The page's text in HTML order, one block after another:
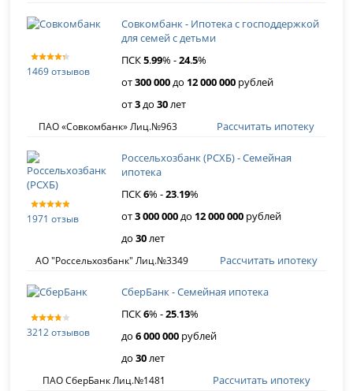
1469 отзывов
Совкомбанк - Ипотека с господдержкой
для семей с детьми
ПСК5.99% -24.5%
от300 000до 12 000 000 рублей
от3до30лет
ПАО «Совкомбанк» Лиц.№963 Рассчитать ипотеку
1971 отзыв
Россельхозбанк (РСХБ) - Семейная
ипотека
ПСК6% -23.19%
от3 000 000до 12 000 000 рублей
до30лет
АО "Россельхозбанк" Лиц.№3349 Рассчитать ипотеку
3212 отзывов
СберБанк - Семейная ипотека
ПСК6% -25.13%
до6 000 000 рублей
до30лет
ПАО СберБанк Лиц.№1481 Рассчитать ипотеку